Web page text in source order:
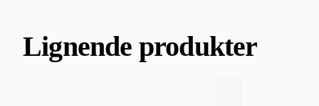
Lignende produkter